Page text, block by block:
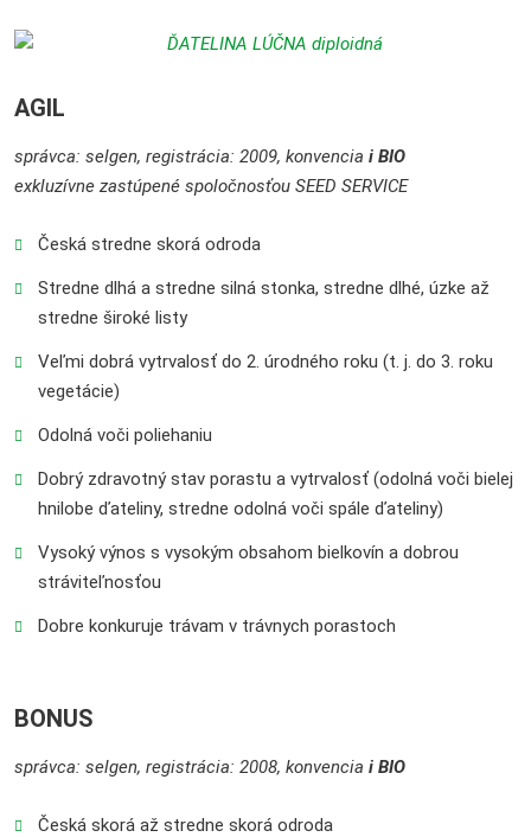
AGIL
správca: selgen, registrácia: 2009, konvencia i BIO
exkluzívne zastúpené spoločnosťou SEED SERVICE
Česká stredne skorá odroda
Stredne dlhá a stredne silná stonka, stredne dlhé, úzke až
stredne široké listy
Veľmi dobrá vytrvalosť do 2. úrodného roku (t. j. do 3. roku
vegetácie)
Odolná voči poliehaniu
Dobrý zdravotný stav porastu a vytrvalosť (odolná voči bielej
hnilobe ďateliny, stredne odolná voči spále ďateliny)
Vysoký výnos s vysokým obsahom bielkovín a dobrou
stráviteľnosťou
Dobre konkuruje trávam v trávnych porastoch
BONUS
správca: selgen, registrácia: 2008, konvencia i BIO
Česká skorá až stredne skorá odroda